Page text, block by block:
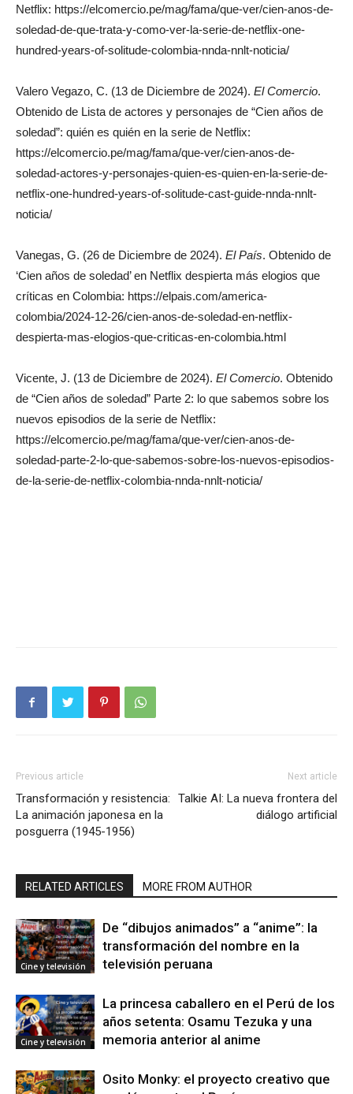
Netflix: https://elcomercio.pe/mag/fama/que-ver/cien-anos-de-
soledad-de-que-trata-y-como-ver-la-serie-de-netflix-one-
hundred-years-of-solitude-colombia-nnda-nnlt-noticia/
Valero Vegazo, C. (13 de Diciembre de 2024). El Comercio.
Obtenido de Lista de actores y personajes de “Cien años de
soledad”: quién es quién en la serie de Netflix:
https://elcomercio.pe/mag/fama/que-ver/cien-anos-de-
soledad-actores-y-personajes-quien-es-quien-en-la-serie-de-
netflix-one-hundred-years-of-solitude-cast-guide-nnda-nnlt-
noticia/
Vanegas, G. (26 de Diciembre de 2024). El País. Obtenido de
‘Cien años de soledad’ en Netflix despierta más elogios que
críticas en Colombia: https://elpais.com/america-
colombia/2024-12-26/cien-anos-de-soledad-en-netflix-
despierta-mas-elogios-que-criticas-en-colombia.html
Vicente, J. (13 de Diciembre de 2024). El Comercio. Obtenido
de “Cien años de soledad” Parte 2: lo que sabemos sobre los
nuevos episodios de la serie de Netflix:
https://elcomercio.pe/mag/fama/que-ver/cien-anos-de-
soledad-parte-2-lo-que-sabemos-sobre-los-nuevos-episodios-
de-la-serie-de-netflix-colombia-nnda-nnlt-noticia/
Previous article
Transformación y resistencia:
La animación japonesa en la
posguerra (1945-1956)
Next article
Talkie AI: La nueva frontera del
diálogo artificial
RELATED ARTICLES MORE FROM AUTHOR
Cine y televisión
De “dibujos animados” a “anime”: la
transformación del nombre en la
televisión peruana
Cine y televisión
La princesa caballero en el Perú de los
años setenta: Osamu Tezuka y una
memoria anterior al anime
Osito Monky: el proyecto creativo que